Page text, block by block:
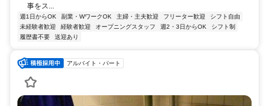
事をス...
週1日からOK 副業・WワークOK 主婦・主夫歓迎 フリーター歓迎
シフト自由
未経験者歓迎
経験者歓迎 オープニングスタッフ 週2・3日からOK
シフト制
履歴書不要
送迎あり
アルバイト・パート